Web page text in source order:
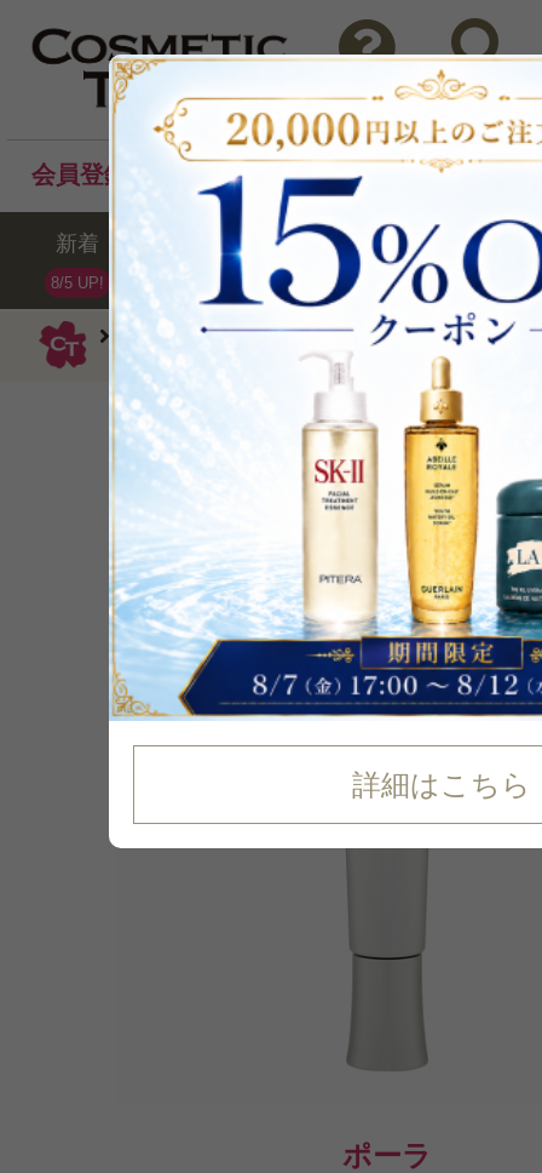
ポーラ 乳液 ホワイトショット MX
問い合わせ 検索
会員登録後のお買い物でポイントプレゼント！
新着
8/5 UP!
セール ランキング ブ
詳細はこちら
ジェル状美透ミル
P可 再入荷
ポーラ